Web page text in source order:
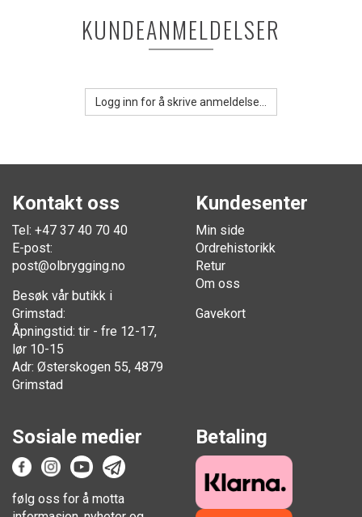
KUNDEANMELDELSER
Logg inn for å skrive anmeldelse...
Kontakt oss
Tel: +47 37 40 70 40
E-post:
post@olbrygging.no
Besøk vår butikk i
Grimstad:
Åpningstid: tir - fre 12-17,
lør 10-15
Adr: Østerskogen 55, 4879
Grimstad
Kundesenter
Min side
Ordrehistorikk
Retur
Om oss
Gavekort
Sosiale medier
følg oss for å motta
Betaling